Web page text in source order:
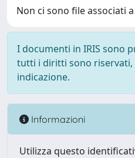
Non ci sono file associati
I documenti in IRIS sono
tutti i diritti sono riservati,
indicazione.
Informazioni
Utilizza questo